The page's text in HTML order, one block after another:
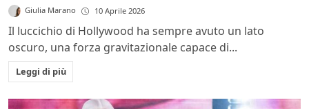
Giulia Marano 10 Aprile 2026
Il luccichio di Hollywood ha sempre avuto un lato
oscuro, una forza gravitazionale capace di...
Leggi di più